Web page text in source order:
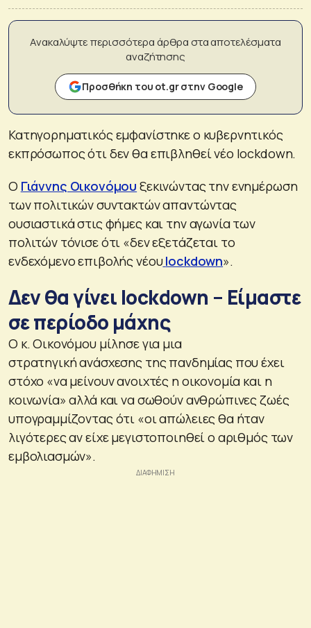
Ανακαλύψτε περισσότερα άρθρα στα αποτελέσματα
αναζήτησης
Προσθήκη του ot.gr στην Google
Κατηγορηματικός εμφανίστηκε ο κυβερνητικός
εκπρόσωπος ότι δεν θα επιβληθεί νέο lockdown.
Ο Γιάννης Οικονόμου ξεκινώντας την ενημέρωση
των πολιτικών συντακτών απαντώντας
ουσιαστικά στις φήμες και την αγωνία των
πολιτών τόνισε ότι «δεν εξετάζεται το
ενδεχόμενο επιβολής νέουlockdown».
Δεν θα γίνει lockdown – Είμαστε
σε περίοδο μάχης
Ο κ. Οικονόμου μίλησε για μια
στρατηγική ανάσχεσης της πανδημίας που έχει
στόχο «να μείνουν ανοιχτές η οικονομία και η
κοινωνία» αλλά και να σωθούν ανθρώπινες ζωές
υπογραμμίζοντας ότι «οι απώλειες θα ήταν
λιγότερες αν είχε μεγιστοποιηθεί ο αριθμός των
εμβολιασμών».